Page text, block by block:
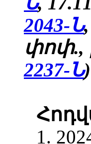
2043-Ն
փոփ.,
2237-Ն)
1.